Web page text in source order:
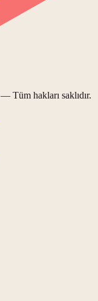
— Tüm hakları saklıdır.